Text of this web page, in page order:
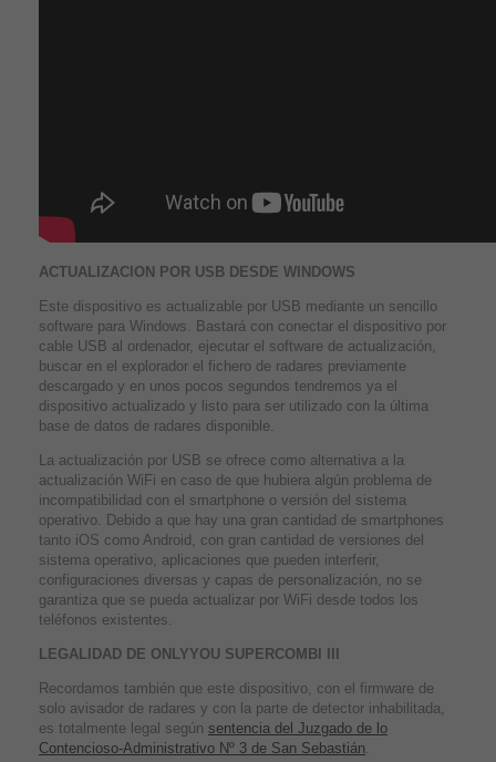
ACTUALIZACION POR USB DESDE WINDOWS
Este dispositivo es actualizable por USB mediante un sencillo
software para Windows. Bastará con conectar el dispositivo por
cable USB al ordenador, ejecutar el software de actualización,
buscar en el explorador el fichero de radares previamente
descargado y en unos pocos segundos tendremos ya el
dispositivo actualizado y listo para ser utilizado con la última
base de datos de radares disponible.
La actualización por USB se ofrece como alternativa a la
actualización WiFi en caso de que hubiera algún problema de
incompatibilidad con el smartphone o versión del sistema
operativo. Debido a que hay una gran cantidad de smartphones
tanto iOS como Android, con gran cantidad de versiones del
sistema operativo, aplicaciones que pueden interferir,
configuraciones diversas y capas de personalización, no se
garantiza que se pueda actualizar por WiFi desde todos los
teléfonos existentes.
LEGALIDAD DE ONLYYOU SUPERCOMBI III
Recordamos también que este dispositivo, con el firmware de
solo avisador de radares y con la parte de detector inhabilitada,
es totalmente legal según sentencia del Juzgado de lo
Contencioso-Administrativo Nº 3 de San Sebastián.